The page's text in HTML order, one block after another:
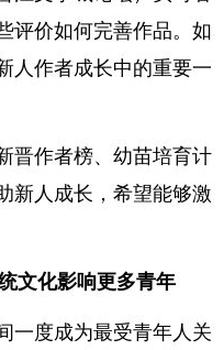
评价如何完善作品。如
人作者成长中的重要一
作者榜、幼苗培育计
新人成长，希望能够激
化影响更多青年
度成为最受青年人关